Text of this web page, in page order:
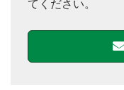
てください。